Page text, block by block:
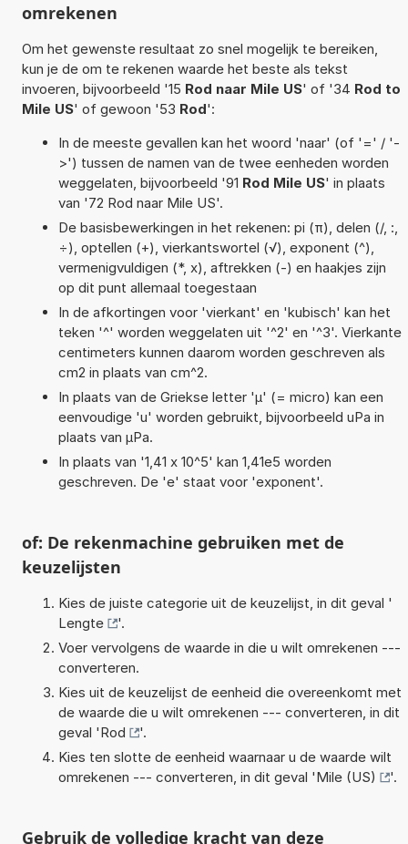
omrekenen
Om het gewenste resultaat zo snel mogelijk te bereiken,
kun je de om te rekenen waarde het beste als tekst
invoeren, bijvoorbeeld '15 Rod naar Mile US' of '34 Rod to
Mile US' of gewoon '53 Rod':
In de meeste gevallen kan het woord 'naar' (of '=' / '-
>') tussen de namen van de twee eenheden worden
weggelaten, bijvoorbeeld '91 Rod Mile US' in plaats
van '72 Rod naar Mile US'.
De basisbewerkingen in het rekenen: pi (π), delen (/, :,
÷), optellen (+), vierkantswortel (√), exponent (^),
vermenigvuldigen (*, x), aftrekken (-) en haakjes zijn
op dit punt allemaal toegestaan
In de afkortingen voor 'vierkant' en 'kubisch' kan het
teken '^' worden weggelaten uit '^2' en '^3'. Vierkante
centimeters kunnen daarom worden geschreven als
cm2 in plaats van cm^2.
In plaats van de Griekse letter 'µ' (= micro) kan een
eenvoudige 'u' worden gebruikt, bijvoorbeeld uPa in
plaats van µPa.
In plaats van '1,41 x 10^5' kan 1,41e5 worden
geschreven. De 'e' staat voor 'exponent'.
of: De rekenmachine gebruiken met de
keuzelijsten
Kies de juiste categorie uit de keuzelijst, in dit geval '
Lengte
'.
Voer vervolgens de waarde in die u wilt omrekenen ---
converteren.
Kies uit de keuzelijst de eenheid die overeenkomt met
de waarde die u wilt omrekenen --- converteren, in dit
geval 'Rod
'.
Kies ten slotte de eenheid waarnaar u de waarde wilt
omrekenen --- converteren, in dit geval 'Mile (US) '.
Gebruik de volledige kracht van deze